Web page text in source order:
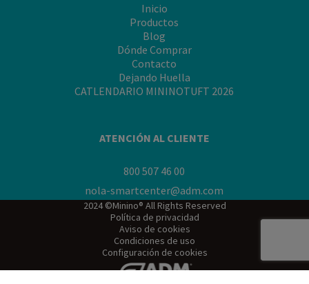
Inicio
Productos
Blog
Dónde Comprar
Contacto
Dejando Huella
CATLENDARIO MININOTUFT 2026
ATENCIÓN AL CLIENTE
800 507 46 00
nola-smartcenter@adm.com
2024 ©Minino® All Rights Reserved
Política de privacidad
Aviso de cookies
Condiciones de uso
Configuración de cookies